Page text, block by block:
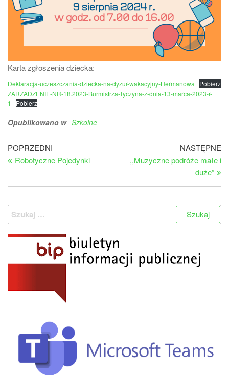
Karta zgłoszenia dziecka:
Deklaracja-uczeszczania-dziecka-na-dyzur-wakacyjny-Hermanowa
Pobierz
ZARZADZENIE-NR-18.2023-Burmistrza-Tyczyna-z-dnia-13-marca-2023-r-
1
Pobierz
Opublikowano w Szkolne
Nawigacja
wpisu
Poprzedni
wpis
POPRZEDNI
Robotyczne Pojedynki
NASTĘPNE
,,Muzyczne podróże małe i
duże”
Szukaj: